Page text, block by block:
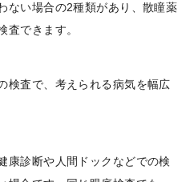
ない場合の2種類があり、散瞳薬
査できます。
検査で、考えられる病気を幅広
康診断や人間ドックなどでの検